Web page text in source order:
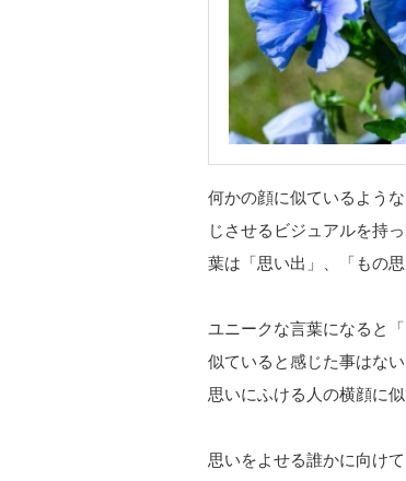
何かの顔に似ているよう
じさせるビジュアルを持
葉は「思い出」、「もの
ユニークな言葉になると
似ていると感じた事はな
思いにふける人の横顔に
思いをよせる誰かに向け